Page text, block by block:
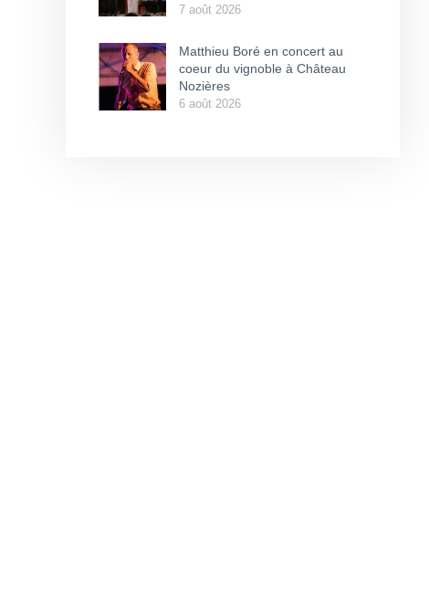
7 août 2026
Matthieu Boré en concert au
coeur du vignoble à Château
Nozières
6 août 2026